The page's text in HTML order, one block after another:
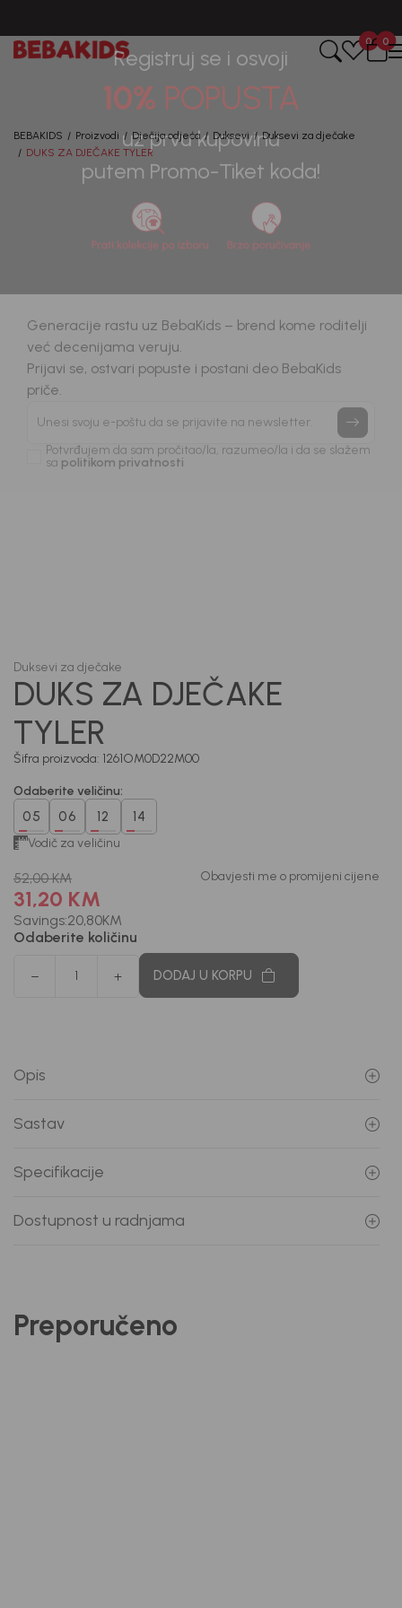
0
0
BEBAKIDS Proizvodi Dječija odjeća Duksevi
Duksevi za dječake
DUKS ZA DJEČAKE TYLER
Duksevi za dječake
DUKS ZA DJEČAKE
TYLER
Šifra proizvoda: 1261OM0D22M00
Odaberite veličinu:
05 06 12 14
Vodič za veličinu
52,00 KM
31,20 KM
Savings:20,80KM
Obavjesti me o promijeni cijene
Odaberite količinu
DODAJ U KORPU
Opis
Sastav
Specifikacije
Dostupnost u radnjama
Preporučeno
Registruj se i osvoji
10%POPUSTA
uz prvu kupovinu
putem Promo-Tiket koda!
Generacije rastu uz BebaKids – brend kome roditelji
već decenijama veruju.
Prijavi se, ostvari popuste i postani deo BebaKids
priče.
Unesi svoju e-poštu da se prijavite na newsletter.